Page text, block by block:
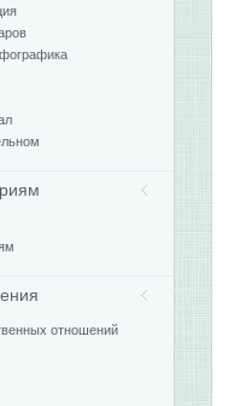
отношений